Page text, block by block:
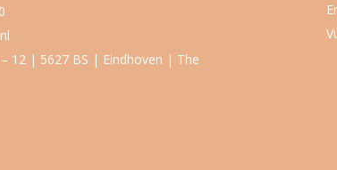
12 | 5627 BS | Eindhoven | The